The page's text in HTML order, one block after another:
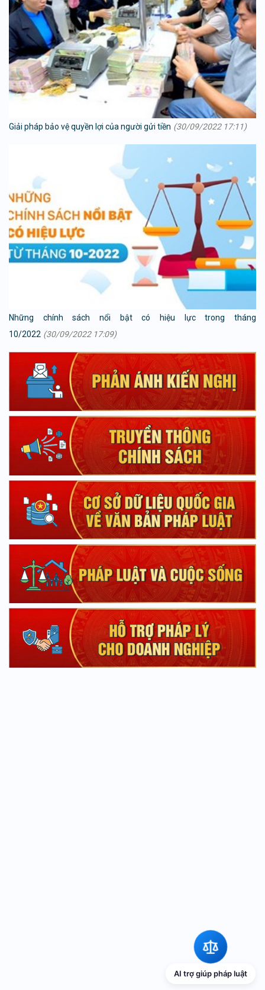
Giải pháp bảo vệ quyền lợi của người gửi tiền (30/09/2022 17:11)
Những chính sách nổi bật có hiệu lực trong tháng
10/2022 (30/09/2022 17:09)
AI trợ giúp pháp luật